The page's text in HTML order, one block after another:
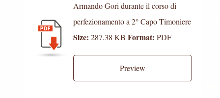
Armando Gori durante il corso di
perfezionamento a 2° Capo Timoniere
Size: 287.38 KB Format: PDF
Preview